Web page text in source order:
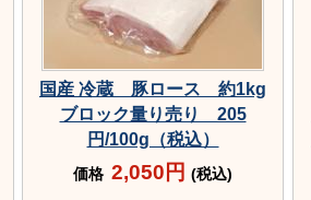
国産 冷蔵 豚ロース 約1kg
ブロック量り売り 205
円/100g（税込）
価格 2,050円 (税込)